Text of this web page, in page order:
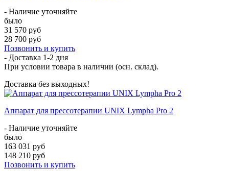
- Наличие уточняйте
было
31 570 руб
28 700 руб
Позвонить и купить
- Доставка 1-2 дня
При условии товара в наличии (осн. склад).
Доставка без выходных!
Аппарат для прессотерапии UNIX Lympha Pro 2
- Наличие уточняйте
было
163 031 руб
148 210 руб
Позвонить и купить